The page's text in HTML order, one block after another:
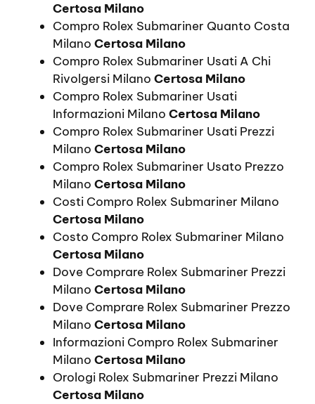
Certosa Milano
Compro Rolex Submariner Quanto Costa
Milano Certosa Milano
Compro Rolex Submariner Usati A Chi
Rivolgersi Milano Certosa Milano
Compro Rolex Submariner Usati
Informazioni Milano Certosa Milano
Compro Rolex Submariner Usati Prezzi
Milano Certosa Milano
Compro Rolex Submariner Usato Prezzo
Milano Certosa Milano
Costi Compro Rolex Submariner Milano
Certosa Milano
Costo Compro Rolex Submariner Milano
Certosa Milano
Dove Comprare Rolex Submariner Prezzi
Milano Certosa Milano
Dove Comprare Rolex Submariner Prezzo
Milano Certosa Milano
Informazioni Compro Rolex Submariner
Milano Certosa Milano
Orologi Rolex Submariner Prezzi Milano
Certosa Milano